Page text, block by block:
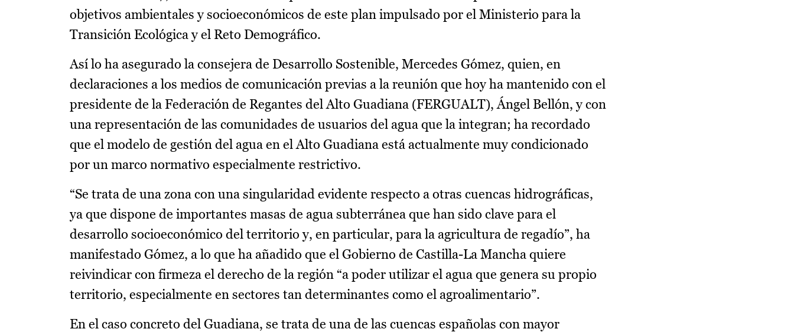
objetivos ambientales y socioeconómicos de este plan impulsado por el Ministerio para la
Transición Ecológica y el Reto Demográfico.
Así lo ha asegurado la consejera de Desarrollo Sostenible, Mercedes Gómez, quien, en
declaraciones a los medios de comunicación previas a la reunión que hoy ha mantenido con el
presidente de la Federación de Regantes del Alto Guadiana (FERGUALT), Ángel Bellón, y con
una representación de las comunidades de usuarios del agua que la integran; ha recordado
que el modelo de gestión del agua en el Alto Guadiana está actualmente muy condicionado
por un marco normativo especialmente restrictivo.
“Se trata de una zona con una singularidad evidente respecto a otras cuencas hidrográficas,
ya que dispone de importantes masas de agua subterránea que han sido clave para el
desarrollo socioeconómico del territorio y, en particular, para la agricultura de regadío”, ha
manifestado Gómez, a lo que ha añadido que el Gobierno de Castilla-La Mancha quiere
reivindicar con firmeza el derecho de la región “a poder utilizar el agua que genera su propio
territorio, especialmente en sectores tan determinantes como el agroalimentario”.
En el caso concreto del Guadiana, se trata de una de las cuencas españolas con mayor